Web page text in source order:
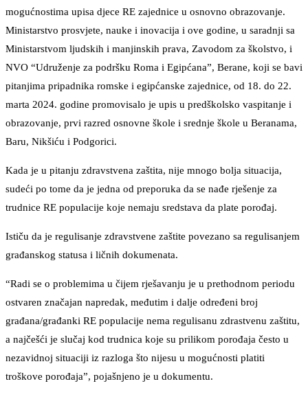
mogućnostima upisa djece RE zajednice u osnovno obrazovanje.
Ministarstvo prosvjete, nauke i inovacija i ove godine, u saradnji sa
Ministarstvom ljudskih i manjinskih prava, Zavodom za školstvo, i
NVO “Udruženje za podršku Roma i Egipćana”, Berane, koji se bavi
pitanjima pripadnika romske i egipćanske zajednice, od 18. do 22.
marta 2024. godine promovisalo je upis u predškolsko vaspitanje i
obrazovanje, prvi razred osnovne škole i srednje škole u Beranama,
Baru, Nikšiću i Podgorici.
Kada je u pitanju zdravstvena zaštita, nije mnogo bolja situacija,
sudeći po tome da je jedna od preporuka da se nađe rješenje za
trudnice RE populacije koje nemaju sredstava da plate porođaj.
Ističu da je regulisanje zdravstvene zaštite povezano sa regulisanjem
građanskog statusa i ličnih dokumenata.
“Radi se o problemima u čijem rješavanju je u prethodnom periodu
ostvaren značajan napredak, međutim i dalje određeni broj
građana/građanki RE populacije nema regulisanu zdrastvenu zaštitu,
a najčešći je slučaj kod trudnica koje su prilikom porođaja često u
nezavidnoj situaciji iz razloga što nijesu u mogućnosti platiti
troškove porođaja”, pojašnjeno je u dokumentu.